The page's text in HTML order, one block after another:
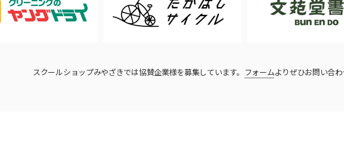
スクールショップみやざきでは協賛企業様を募集しています。 フォームよりぜひお問い合